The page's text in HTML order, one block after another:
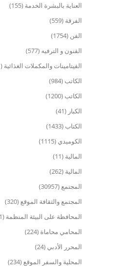
العناية بالبشرة الخدمة (155)
الفرقة (559)
الفن (1754)
الفنون و الترفيه (577)
الفيتامينات والمكملات الغذائية (591)
الكاتب (984)
الكاتب (1200)
الكبار (41)
الكتاب (1433)
الكوميدي (1115)
المالية (11)
المالية (262)
المجتمع (30957)
المجتمع والثقافة الموقع (320)
المحافظة على البيئة المنظمة (11)
المحامي محاماة (224)
المحرر الأدبي (24)
المحلية والسفر الموقع (234)